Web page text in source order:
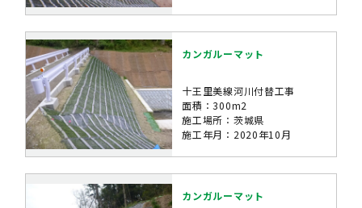
カンガルーマット
十王里美線河川付替工事
面積：300m2
施工場所：茨城県
施工年月：2020年10月
カンガルーマット